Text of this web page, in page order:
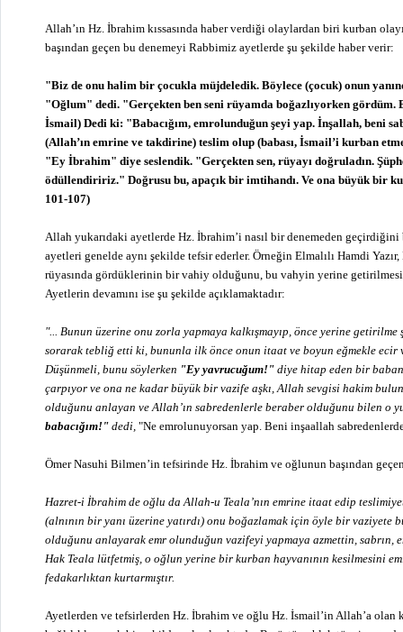
Allah’ın Hz. İbrahim kıssasında haber verdiği olaylardan biri kurban
başından geçen bu denemeyi Rabbimiz ayetlerde şu şekilde haber verir:
"Biz de onu halim bir çocukla müjdeledik. Böylece (çocuk) onun
"Oğlum" dedi. "Gerçekten ben seni rüyamda boğazlıyorken gördüm.
İsmail) Dedi ki: "Babacığım, emrolunduğun şeyi yap. İnşallah, beni
(Allah’ın emrine ve takdirine) teslim olup (babası, İsmail’i kurban
"Ey İbrahim" diye seslendik. "Gerçekten sen, rüyayı doğruladın.
ödüllendiririz." Doğrusu bu, apaçık bir imtihandı. Ve ona büyük bir
101-107)
Allah yukarıdaki ayetlerde Hz. İbrahim’i nasıl bir denemeden
ayetleri genelde aynı şekilde tefsir ederler. Örneğin Elmalılı Hamdi
rüyasında gördüklerinin bir vahiy olduğunu, bu vahyin yerine
Ayetlerin devamını ise şu şekilde açıklamaktadır:
"... Bunun üzerine onu zorla yapmaya kalkışmayıp, önce yerine
sorarak tebliğ etti ki, bununla ilk önce onun itaat ve boyun eğmekle ecir
Düşünmeli, bunu söylerken "Ey yavrucuğum!" diye hitap eden bir
çarpıyor ve ona ne kadar büyük bir vazife aşkı, Allah sevgisi hakim
olduğunu anlayan ve Allah’ın sabredenlerle beraber olduğunu bilen o
babacığım!" dedi, "Ne emrolunuyorsan yap. Beni inşaallah
Ömer Nasuhi Bilmen’in tefsirinde Hz. İbrahim ve oğlunun başından
Hazret-i İbrahim de oğlu da Allah-u Teala’nın emrine itaat edip
(alnının bir yanı üzerine yatırdı) onu boğazlamak için öyle bir
olduğunu anlayarak emr olunduğun vazifeyi yapmaya azmettin, sabrın,
Hak Teala lütfetmiş, o oğlun yerine bir kurban hayvanının kesilmesini
fedakarlıktan kurtarmıştır.
Ayetlerden ve tefsirlerden Hz. İbrahim ve oğlu Hz. İsmail’in Allah’a